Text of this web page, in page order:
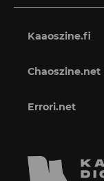
Kaaoszine.fi
Chaoszine.net
Errori.net